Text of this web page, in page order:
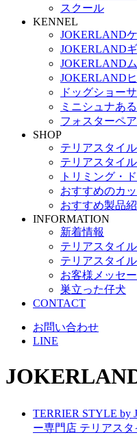
スクール
KENNEL
JOKERLAND
JOKERLAND
JOKERLAND
JOKERLAND
ドッグショー
ミニシュナあ
フォスターペ
SHOP
テリアスタイ
テリアスタイ
トリミング・
おすすめのカ
おすすめ製品
INFORMATION
新着情報
テリアスタイ
テリアスタイ
お客様メッセ
巣立った仔犬
CONTACT
お問い合わせ
LINE
TERRIER STYLE by
ー専門店 テリアスタ